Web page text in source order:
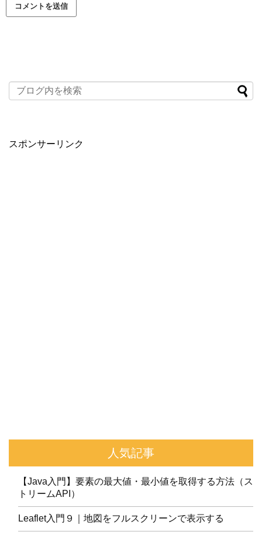
スポンサーリンク
人気記事
【Java入門】要素の最大値・最小値を取得する方法（ス
トリームAPI）
Leaflet入門９｜地図をフルスクリーンで表示する